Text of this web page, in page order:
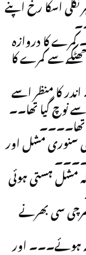
اسکا رخ اپنے
کمرے کا دروازہ
سے کمرے کا
کا منظر اسے
نوچ گیا تھا۔۔
سنوری مشل اور
مشل ہستی ہوئی
مرچی سی بھرنے
ہوئے۔۔۔ اور